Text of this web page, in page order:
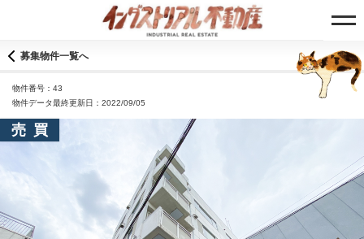
募集物件一覧へ
物件番号：43
物件データ最終更新日：2022/09/05
売買